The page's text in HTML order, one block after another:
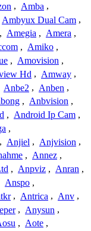
, Amba ,
Ambyux Dual Cam ,
, Amegia , Amera ,
, Amiko ,
, Amovision ,
Hd , Amway ,
Anbe2 , Anben ,
, Anbvision ,
, Android Ip Cam ,
,
, Anjiel , Anjvision ,
, Annez ,
, Anpviz , Anran ,
Anspo ,
, Antrica , Anv ,
, Anysun ,
, Aote ,